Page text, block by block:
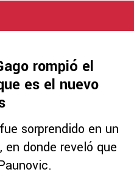
rompió el
es el nuevo
sorprendido en un
donde reveló que